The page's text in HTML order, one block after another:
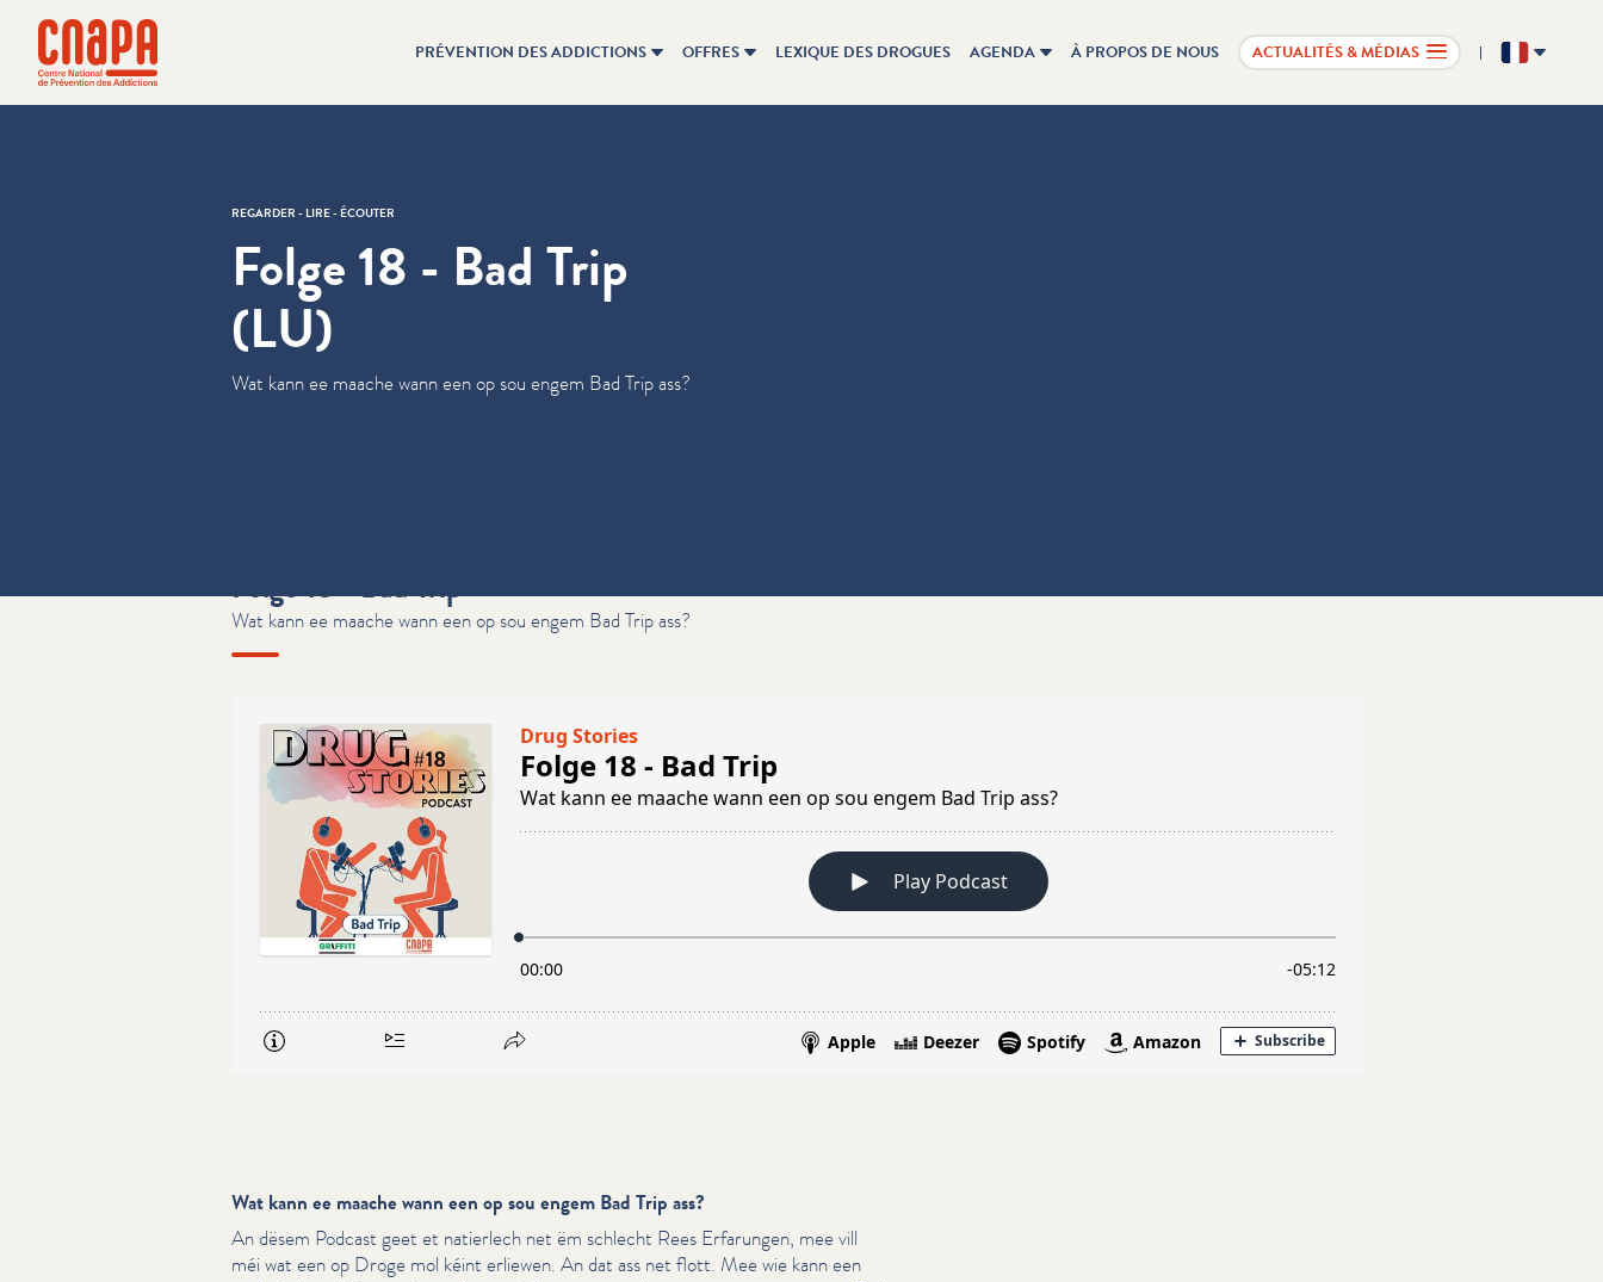
Passer directement au contenu
cnapa
PRÉVENTION DES ADDICTIONS OFFRES LEXIQUE DES DROGUES AGENDA À PROPOS DE NOUS ACTUALITÉS & MÉDIAS FR
REGARDER - LIRE - ÉCOUTER
Folge 18 - Bad Trip
(LU)
Wat kann ee maache wann een op sou engem Bad Trip ass?
Folge 18 - Bad Trip
Wat kann ee maache wann een op sou engem Bad Trip ass?
Wat kann ee maache wann een op sou engem Bad Trip ass?
An dësem Podcast geet et natierlech net ëm schlecht Rees Erfarungen, mee vill
méi wat een op Droge mol kéint erliewen. An dat ass net flott. Mee wie kann een
Panneau de gestion des cookies